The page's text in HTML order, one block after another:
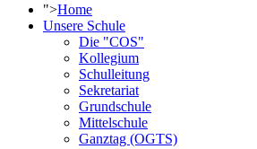
">Home
Unsere Schule
Die "COS"
Kollegium
Schulleitung
Sekretariat
Grundschule
Mittelschule
Ganztag (OGTS)